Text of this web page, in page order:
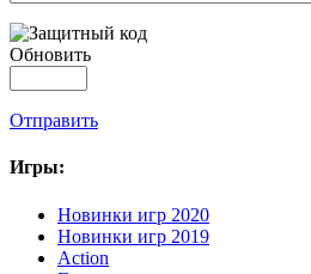
Обновить
Отправить
Игры:
Новинки игр 2020
Новинки игр 2019
Action